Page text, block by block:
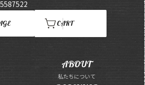
CART
ABOUT
私たちについて